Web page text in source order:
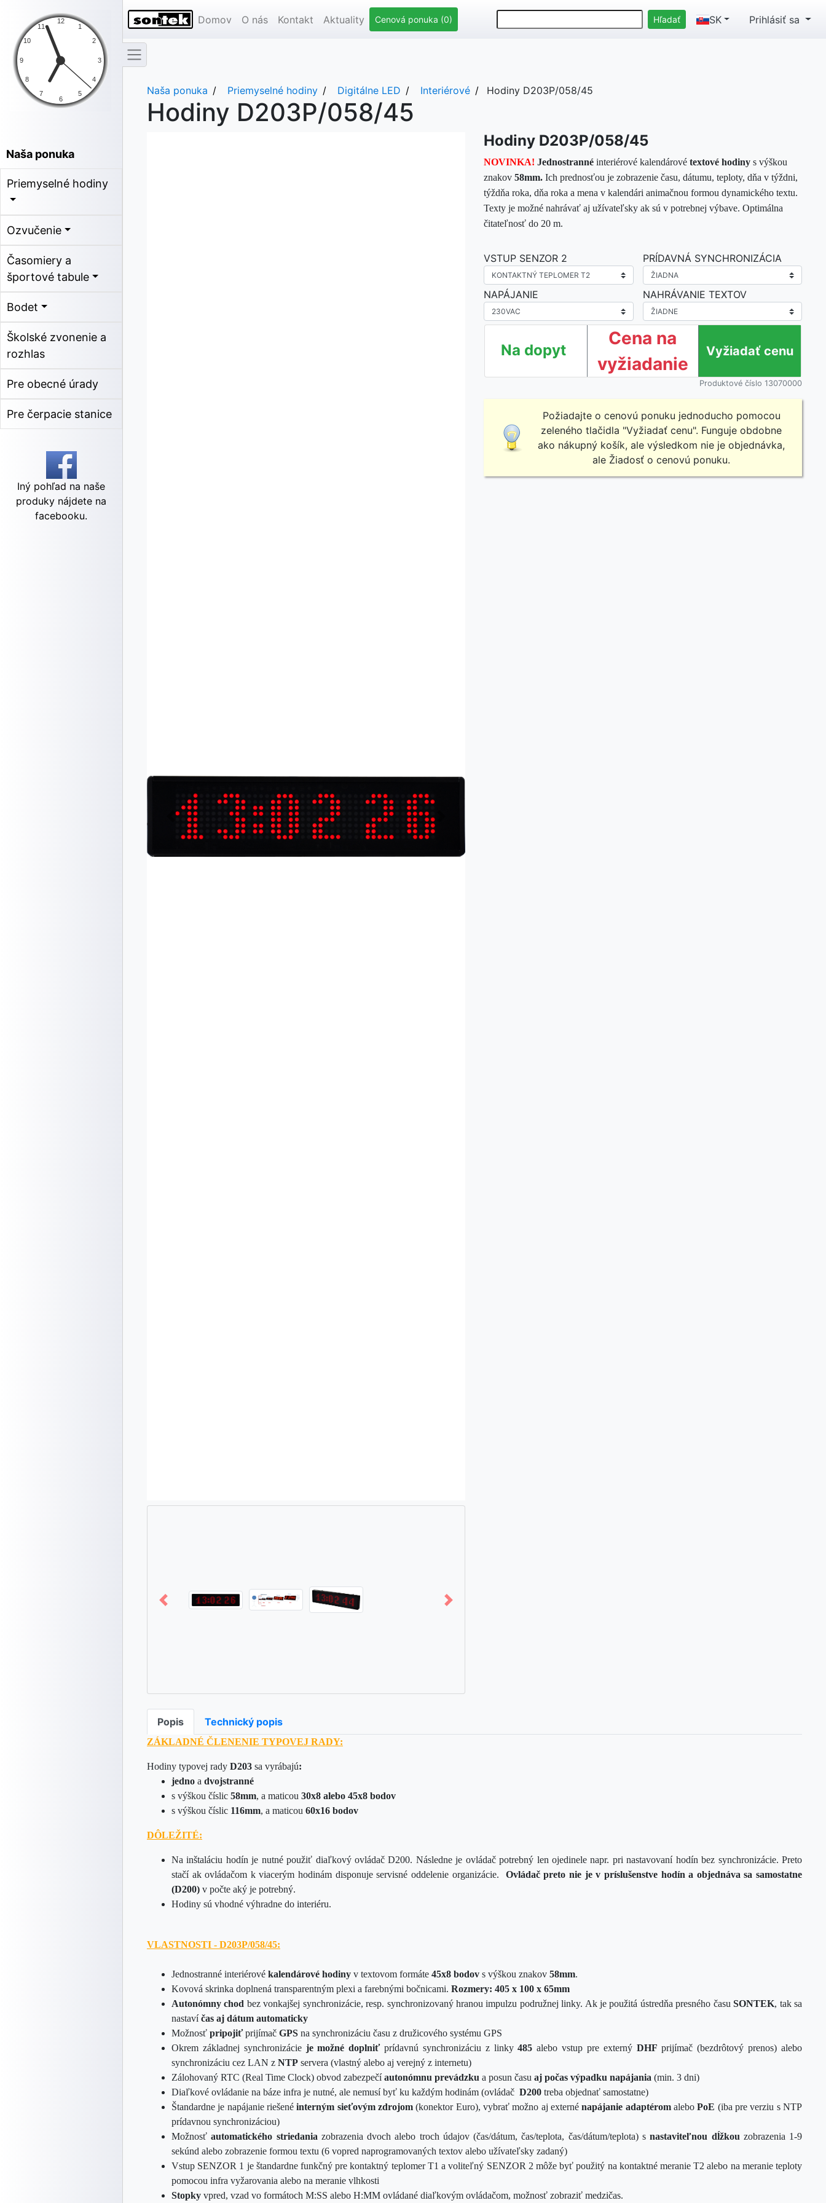
Naša ponuka
Priemyselné hodiny
Ozvučenie
Časomiery a
športové tabule
Bodet
Školské zvonenie a
rozhlas
Pre obecné úrady
Pre čerpacie stanice
Iný pohľad na naše
produky nájdete na
facebooku.
Domov O nás Kontakt Aktuality Cenová ponuka (0) SK Prihlásiť sa
Naša ponuka Priemyselné hodiny Digitálne LED Interiérové Hodiny D203P/058/45
Hodiny D203P/058/45
Hodiny D203P/058/45
NOVINKA! Jednostranné interiérové kalendárové textové hodiny s výškou
znakov 58mm. Ich prednosťou je zobrazenie času, dátumu, teploty, dňa v týždni,
týždňa roka, dňa roka a mena v kalendári animačnou formou dynamického textu.
Texty je možné nahrávať aj užívateľsky ak sú v potrebnej výbave. Optimálna
čitateľnosť do 20 m.
VSTUP SENZOR 2
NAPÁJANIE
PRÍDAVNÁ SYNCHRONIZÁCIA
NAHRÁVANIE TEXTOV
Na dopyt
Cena na
vyžiadanie
Produktové číslo 13070000
Požiadajte o cenovú ponuku jednoducho pomocou
zeleného tlačidla "Vyžiadať cenu". Funguje obdobne
ako nákupný košík, ale výsledkom nie je objednávka,
ale Žiadosť o cenovú ponuku.
Popis Technický popis
ZÁKLADNÉ ČLENENIE TYPOVEJ RADY:
Hodiny typovej rady D203 sa vyrábajú:
jedno a dvojstranné
s výškou číslic 58mm, a maticou 30x8 alebo 45x8 bodov
s výškou číslic 116mm, a maticou 60x16 bodov
DÔLEŽITÉ:
Na inštaláciu hodín je nutné použiť diaľkový ovládač D200. Následne je ovládač potrebný len ojedinele napr. pri nastavovaní hodín bez synchronizácie. Preto
stačí ak ovládačom k viacerým hodinám disponuje servisné oddelenie organizácie. Ovládač preto nie je v príslušenstve hodín a objednávasasamostatne
(D200) v počte aký je potrebný.
Hodiny sú vhodné výhradne do interiéru.
VLASTNOSTI - D203P/058/45:
Jednostranné interiérové kalendárové hodiny v textovom formáte 45x8 bodov s výškou znakov 58mm.
Kovová skrinka doplnená transparentným plexi a farebnými bočnicami. Rozmery: 405 x 100 x 65mm
Autonómny chod bez vonkajšej synchronizácie, resp. synchronizovaný hranou impulzu podružnej linky. Ak je použitá ústredňa presného časuSONTEK, tak sa
nastavíčas aj dátum automaticky
Možnosť pripojiťprijímač GPS na synchronizáciu času z družicového systému GPS
Okrem základnej synchronizácie je možné doplniťprídavnú synchronizáciu z linky485alebo vstup pre externý DHF prijímač (bezdrôtový prenos) alebo
synchronizáciu cez LAN z NTP servera (vlastný alebo aj verejný z internetu)
Zálohovaný RTC (Real Time Clock) obvod zabezpečíautonómnu prevádzku a posun času aj počas výpadku napájania (min. 3 dni)
Diaľkové ovládanie na báze infra je nutné, ale nemusí byť ku každým hodinám (ovládač D200 treba objednať samostatne)
Štandardne je napájanie riešenéinterným sieťovým zdrojom (konektor Euro), vybrať možno aj externénapájanie adaptéromaleboPoE (iba pre verziu s NTP
prídavnou synchronizáciou)
Možnosťautomatického striedania zobrazenia dvoch alebo troch údajov (čas/dátum, čas/teplota, čas/dátum/teplota) snastaviteľnou dĺžkou zobrazenia 1-9
sekúnd alebo zobrazenie formou textu (6 vopred naprogramovaných textov alebo užívateľsky zadaný)
Vstup SENZOR 1 je štandardne funkčný pre kontaktný teplomer T1 a voliteľný SENZOR 2 môže byť použitý na kontaktné meranie T2 alebo na meranie teploty
pomocou infra vyžarovania alebo na meranie vlhkosti
Stopky vpred, vzad vo formátoch M:SS alebo H:MM ovládané diaľkovým ovládačom, možnosť zobraziť medzičas.